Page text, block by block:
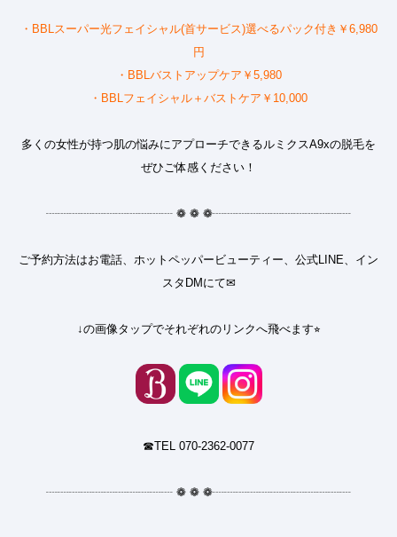
・BBLスーパー光フェイシャル(首サービス)選べるパック付き￥6,980
円
・BBLバストアップケア￥5,980
・BBLフェイシャル＋バストケア￥10,000
多くの女性が持つ肌の悩みにアプローチできるルミクスA9xの脱毛を
ぜひご体感ください！
┈┈┈┈┈┈┈┈┈┈┈ ❁ ❁ ❁┈┈┈┈┈┈┈┈┈┈┈┈
ご予約方法はお電話、ホットペッパービューティー、公式LINE、イン
スタDMにて✉︎
↓の画像タップでそれぞれのリンクへ飛べます⭐︎
☎︎TEL 070-2362-0077
┈┈┈┈┈┈┈┈┈┈┈ ❁ ❁ ❁┈┈┈┈┈┈┈┈┈┈┈┈